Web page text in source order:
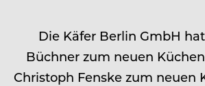
Die Käfer Berlin GmbH
Büchner zum neuen
Christoph Fenske zum neuen